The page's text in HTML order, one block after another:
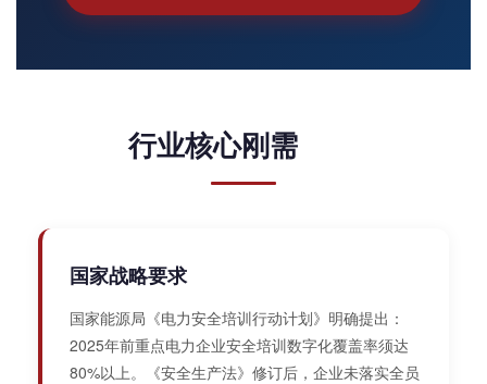
行业核心刚需
国家战略要求
国家能源局《电力安全培训行动计划》明确提出：
2025年前重点电力企业安全培训数字化覆盖率须达
80%以上。《安全生产法》修订后，企业未落实全员